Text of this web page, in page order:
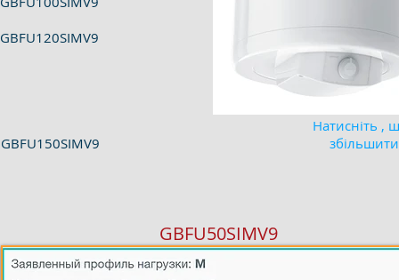
GBFU120SIMV9
GBFU150SIMV9
Натисніть ,
збільшити
GBFU50SIMV9